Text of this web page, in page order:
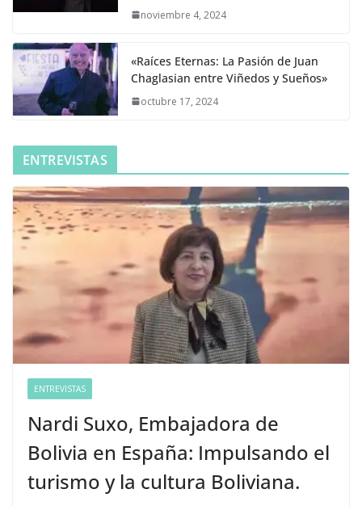
noviembre 4, 2024
«Raíces Eternas: La Pasión de Juan
Chaglasian entre Viñedos y Sueños»
octubre 17, 2024
ENTREVISTAS
ENTREVISTAS
Nardi Suxo, Embajadora de
Bolivia en España: Impulsando el
turismo y la cultura Boliviana.